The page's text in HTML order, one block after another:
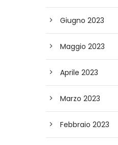
Giugno 2023
Maggio 2023
Aprile 2023
Marzo 2023
Febbraio 2023